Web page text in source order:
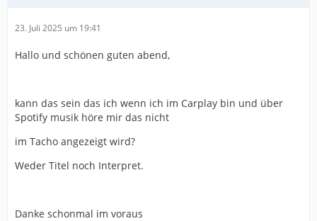
23. Juli 2025 um 19:41
Hallo und schönen guten abend,
kann das sein das ich wenn ich im Carplay bin und über
Spotify musik höre mir das nicht
im Tacho angezeigt wird?
Weder Titel noch Interpret.
Danke schonmal im voraus